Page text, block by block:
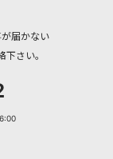
届かない
さい。